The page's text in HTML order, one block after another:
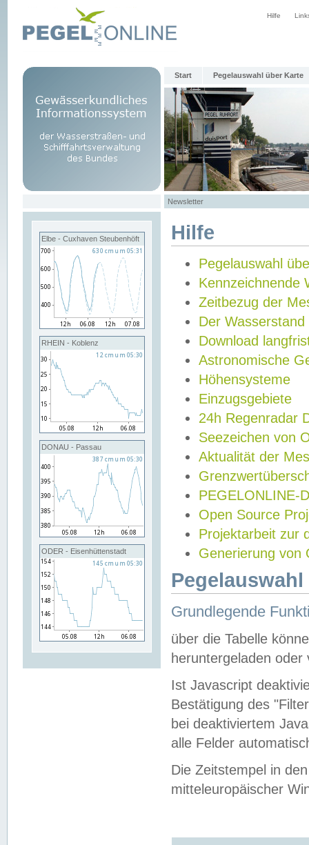
Hilfe
Start Pegelauswahl über Karte
Newsletter
Elbe - Cuxhaven Steubenhöft
RHEIN - Koblenz
DONAU - Passau
ODER - Eisenhüttenstadt
Hilfe
Pegelauswahl
Kennzeichnende
Zeitbezug der
Der Wasserstand
Download
Astronomische
Höhensysteme
Einzugsgebiete
24h Regenradar
Seezeichen von
Aktualität der
PEGELONLINE-
Open Source
Projektarbeit zur
Generierung von
Grundlegende
über die Tabelle
heruntergeladen oder
Ist Javascript
Bestätigung des
bei deaktiviertem
alle Felder
Die Zeitstempel in
mitteleuropäischer